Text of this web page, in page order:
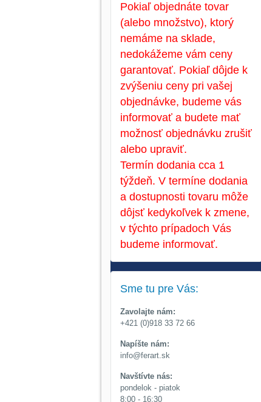
Pokiaľ objednáte tovar
(alebo množstvo), ktorý
nemáme na sklade,
nedokážeme vám ceny
garantovať. Pokiaľ dôjde k
zvýšeniu ceny pri vašej
objednávke, budeme vás
informovať a budete mať
možnosť objednávku zrušiť
alebo upraviť.
Termín dodania cca 1
týždeň. V termíne dodania
a dostupnosti tovaru môže
dôjsť kedykoľvek k zmene,
v týchto prípadoch Vás
budeme informovať.
Sme tu pre Vás:
Zavolajte nám:
+421 (0)918 33 72 66
Napíšte nám:
info@ferart.sk
Navštívte nás:
pondelok - piatok
8:00 - 16:30